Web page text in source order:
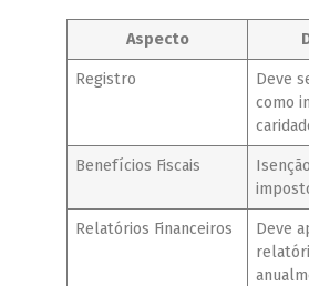
Aspecto
Registro
Deve
como
Benefícios Fiscais
Relatórios Financeiros
Deve